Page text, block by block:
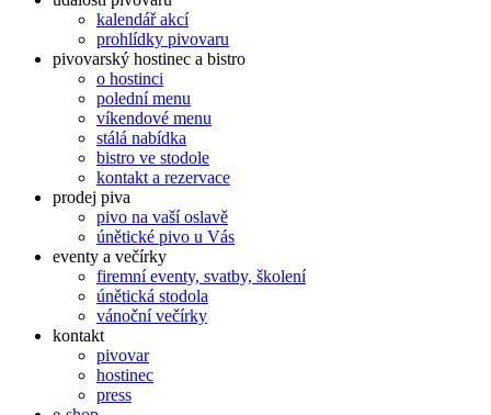
kalendář akcí
prohlídky pivovaru
pivovarský hostinec a bistro
o hostinci
polední menu
víkendové menu
stálá nabídka
bistro ve stodole
kontakt a rezervace
prodej piva
pivo na vaší oslavě
únětické pivo u Vás
eventy a večírky
firemní eventy, svatby, školení
únětická stodola
vánoční večírky
kontakt
pivovar
hostinec
press